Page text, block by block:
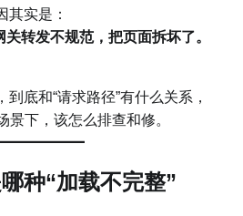
其实是：
转发不规范，把页面拆坏了。
底和“请求路径”有什么关系，
景下，该怎么排查和修。
种“加载不完整”